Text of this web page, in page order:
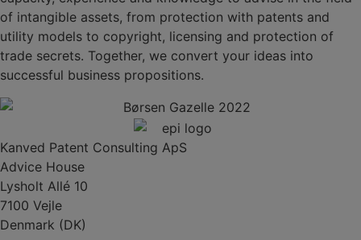
of intangible assets, from protection with patents and
utility models to copyright, licensing and protection of
trade secrets. Together, we convert your ideas into
successful business propositions.
Kanved Patent Consulting ApS
Advice House
Lysholt Allé 10
7100 Vejle
Denmark (DK)